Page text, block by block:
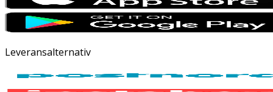
Leveransalternativ